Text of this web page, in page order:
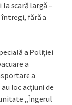
scară largă –
întregi, fără a
a Poliției
a
a
loc acțiuni de
„Îngerul